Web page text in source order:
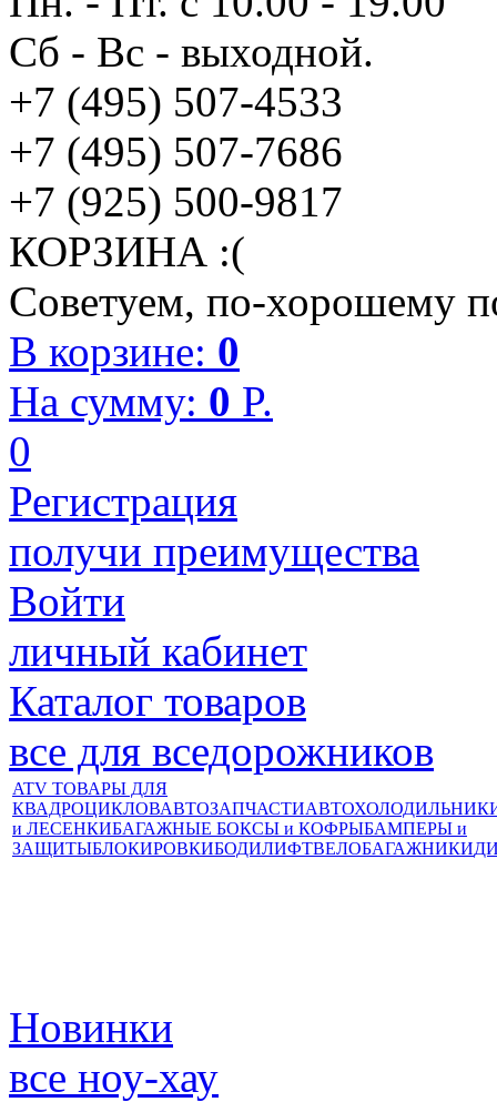
Сб - Вс - выходной.
+7 (495) 507-4533
+7 (495) 507-7686
+7 (925) 500-9817
КОРЗИНА :(
Советуем, по-хорошему
В корзине: 0
На сумму: 0 P.
0
Регистрация
получи преимущества
Войти
личный кабинет
Каталог товаров
все для вседорожников
ATV ТОВАРЫ ДЛЯ
КВАДРОЦИКЛОВАВТОЗАПЧАСТИ
и ЛЕСЕНКИБАГАЖНЫЕ БОКСЫ и КОФРЫБАМПЕРЫ и
ЗАЩИТЫБЛОКИРОВКИБОДИЛИФТВЕЛОБАГАЖНИКИ
Новинки
все ноу-хау